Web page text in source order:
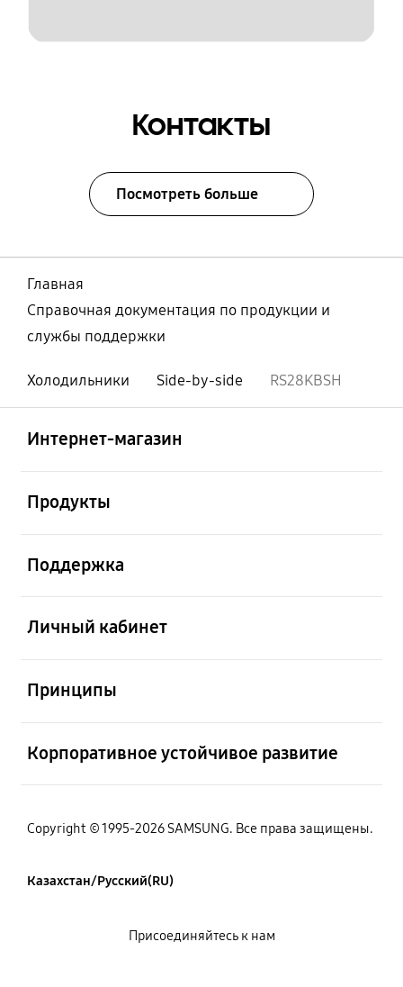
Контакты
Посмотреть больше
Главная
Справочная документация по продукции и
службы поддержки
Холодильники Side-by-side RS28KBSH
Интернет-магазин
Продукты
Поддержка
Личный кабинет
Принципы
Корпоративное устойчивое развитие
Copyright © 1995-2026 SAMSUNG. Все права защищены.
Казахстан/Русский(RU)
Присоединяйтесь к нам